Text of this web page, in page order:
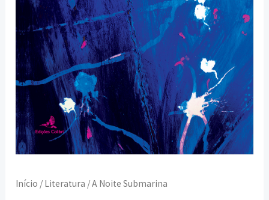
Início / Literatura / A Noite Submarina